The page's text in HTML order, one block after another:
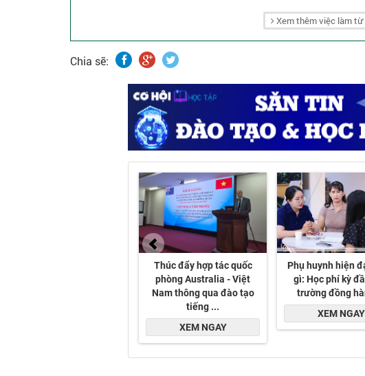
- Hoặc email: nganthong@nganthong.com.vn;
Xem thêm việc làm
Chia sẽ: